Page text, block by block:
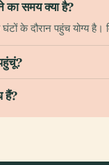
का समय क्या है?
के दौरान पहुंच योग्य
हैं?